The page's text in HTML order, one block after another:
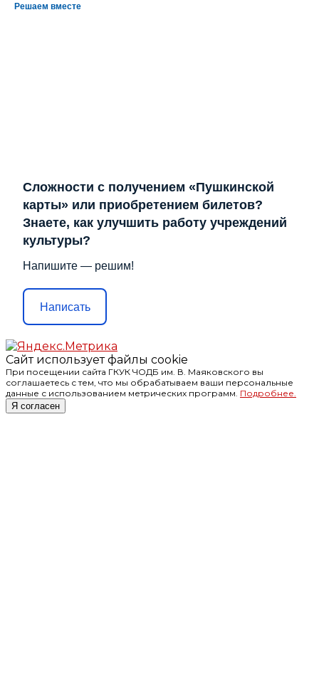
Решаем вместе
Сложности с получением «Пушкинской
карты» или приобретением билетов?
Знаете, как улучшить работу учреждений
культуры?
Напишите — решим!
Написать
Сайт использует файлы cookie
При посещении сайта ГКУК ЧОДБ им. В. Маяковского вы
соглашаетесь с тем, что мы обрабатываем ваши персональные
данные с использованием метрических программ. Подробнее.
Я согласен